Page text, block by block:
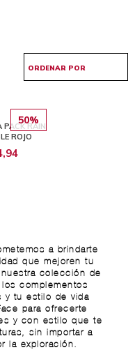
50%
PACK RAIN
ROJO
a brindarte
que mejoren tu
colección de
complementos
y tu estilo de vida
para ofrecerte
y con estilo que te
sin importar a
la exploración.